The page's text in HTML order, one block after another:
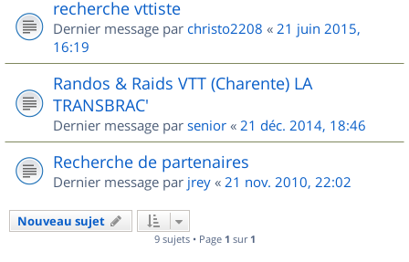
recherche vttiste
Dernier message par christo2208 « 21 juin 2015,
16:19
Randos & Raids VTT (Charente) LA
TRANSBRAC'
Dernier message par senior « 21 déc. 2014, 18:46
Recherche de partenaires
Dernier message par jrey « 21 nov. 2010, 22:02
Nouveau sujet
9 sujets • Page 1 sur 1